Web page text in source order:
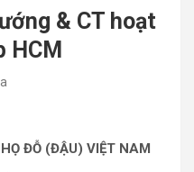
& CT hoạt
HCM
ĐỖ (ĐẬU) VIỆT NAM